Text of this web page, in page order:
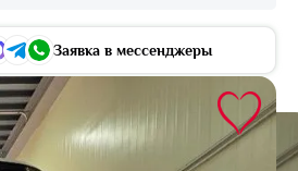
Заявка в мессенджеры